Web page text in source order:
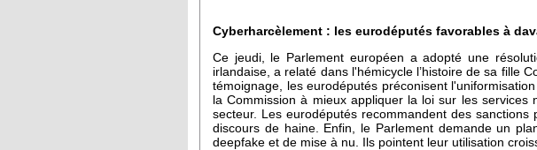
Cyberharcèlement : les eurodéputés favorables à
Ce jeudi, le Parlement européen a adopté une
irlandaise, a relaté dans l'hémicycle l’histoire de sa fille
témoignage, les eurodéputés préconisent
la Commission à mieux appliquer la loi sur les
secteur. Les eurodéputés recommandent des
discours de haine. Enfin, le Parlement demande un
deepfake et de mise à nu. Ils pointent leur utilisation